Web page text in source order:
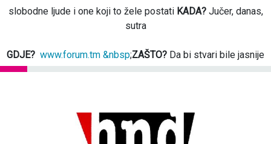
slobodne ljude i one koji to žele postati KADA?Jučer, danas,
sutra
GDJE? www.forum.tm &nbsp;ZAŠTO? Da bi stvari bile jasnije